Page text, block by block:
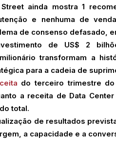
Street ainda mostra 1
e nenhuma de
de consenso defasado,
de US$ 2
transformam a
para a cadeia de
do terceiro trimestre
a receita de Data
total.
de resultados
a capacidade e a